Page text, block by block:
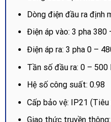
Dòng điện đầu ra định
Điện áp vào: 3 pha 380
Điện áp ra: 3 pha 0 –
Tần số đầu ra: 0 – 500
Hệ số công suất: 0.98
Cấp bảo vệ: IP21 (Tiêu
Giao thức truyền